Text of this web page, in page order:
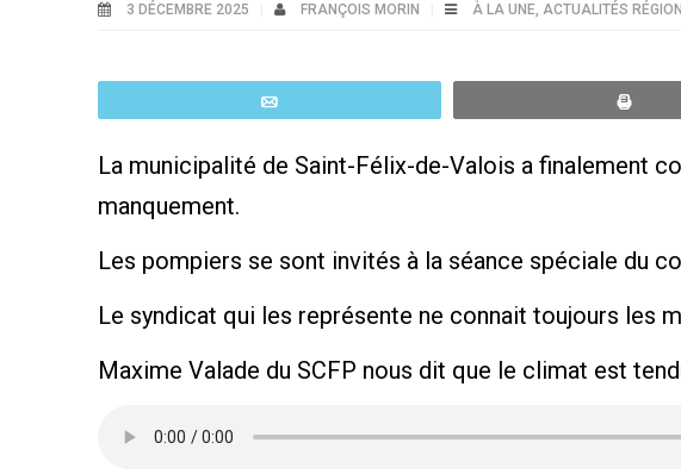
3 DÉCEMBRE 2025 FRANÇOIS MORIN À LA UNE, ACTUALITÉS
La municipalité de Saint-Félix-de-Valois a finalement
manquement.
Les pompiers se sont invités à la séance spéciale du
Le syndicat qui les représente ne connait toujours les
Maxime Valade du SCFP nous dit que le climat est